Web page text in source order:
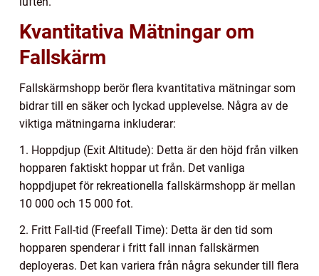
Kvantitativa Mätningar om
Fallskärm
Fallskärmshopp berör flera kvantitativa mätningar som
bidrar till en säker och lyckad upplevelse. Några av de
viktiga mätningarna inkluderar:
1. Hoppdjup (Exit Altitude): Detta är den höjd från vilken
hopparen faktiskt hoppar ut från. Det vanliga
hoppdjupet för rekreationella fallskärmshopp är mellan
10 000 och 15 000 fot.
2. Fritt Fall-tid (Freefall Time): Detta är den tid som
hopparen spenderar i fritt fall innan fallskärmen
deployeras. Det kan variera från några sekunder till flera